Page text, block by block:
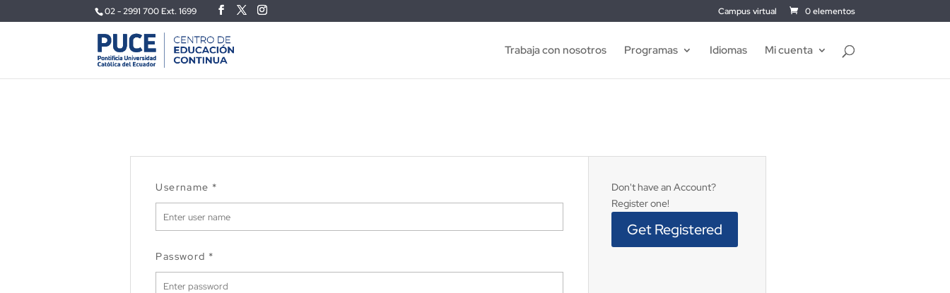
02 - 2991 700 Ext. 1699 Campus virtual 0 elementos
Trabaja con nosotros Programas Idiomas Mi cuenta
Username *
Password *
Don't have an Account?
Register one!
Get Registered